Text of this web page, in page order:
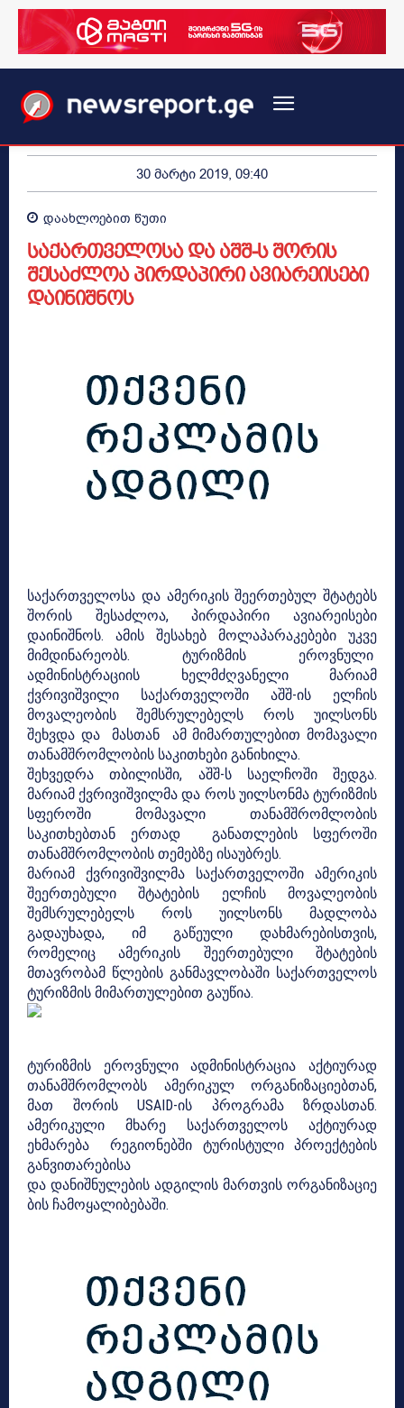
30 მარტი 2019, 09:40
დაახლოებით წუთი
საქართველოსა და აშშ-ს შორის
შესაძლოა პირდაპირი ავიარეისები
დაინიშნოს
საქართველოსა და ამერიკის შეერთებულ შტატებს
შორის შესაძლოა, პირდაპირი ავიარეისები
დაინიშნოს. ამის შესახებ მოლაპარაკებები უკვე
მიმდინარეობს. ტურიზმის ეროვნული
ადმინისტრაციის ხელმძღვანელი მარიამ
ქვრივიშვილი საქართველოში აშშ-ის ელჩის
მოვალეობის შემსრულებელს როს უილსონს
შეხვდა და მასთან ამ მიმართულებით მომავალი
თანამშრომლობის საკითხები განიხილა.
შეხვედრა თბილისში, აშშ-ს საელჩოში შედგა.
მარიამ ქვრივიშვილმა და როს უილსონმა ტურიზმის
სფეროში მომავალი თანამშრომლობის
საკითხებთან ერთად განათლების სფეროში
თანამშრომლობის თემებზე ისაუბრეს.
მარიამ ქვრივიშვილმა საქართველოში ამერიკის
შეერთებული შტატების ელჩის მოვალეობის
შემსრულებელს როს უილსონს მადლობა
გადაუხადა, იმ გაწეული დახმარებისთვის,
რომელიც ამერიკის შეერთებული შტატების
მთავრობამ წლების განმავლობაში საქართველოს
ტურიზმის მიმართულებით გაუწია.
ტურიზმის ეროვნული ადმინისტრაცია აქტიურად
თანამშრომლობს ამერიკულ ორგანიზაციებთან,
მათ შორის USAID-ის პროგრამა ზრდასთან.
ამერიკული მხარე საქართველოს აქტიურად
ეხმარება რეგიონებში ტურისტული პროექტების
განვითარებისა
და დანიშნულების ადგილის მართვის ორგანიზაციე
ბის ჩამოყალიბებაში.